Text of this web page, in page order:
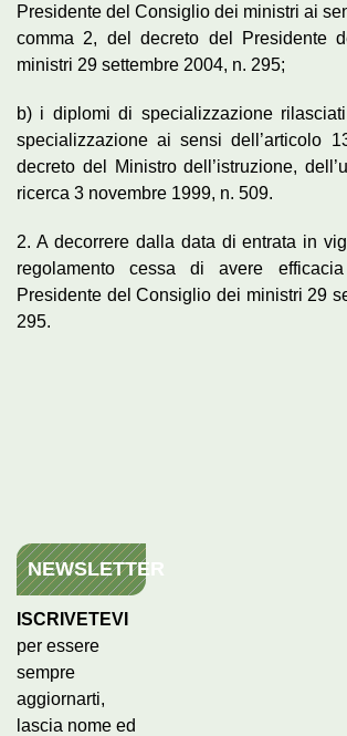
Presidente del Consiglio dei ministri ai
comma 2, del decreto del Presidente
ministri 29 settembre 2004, n. 295;
b) i diplomi di specializzazione
specializzazione ai sensi dell’articolo
decreto del Ministro dell’istruzione,
ricerca 3 novembre 1999, n. 509.
2. A decorrere dalla data di entrata in
regolamento cessa di avere
Presidente del Consiglio dei ministri 29
295.
NEWSLETTER
ISCRIVETEVI
per essere
sempre
aggiornarti,
lascia nome ed